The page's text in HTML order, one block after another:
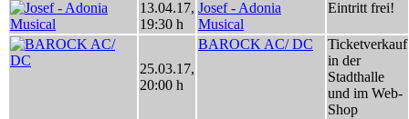
13.04.17,
19:30 h
Josef - Adonia
Musical
Eintritt frei!
25.03.17,
20:00 h
BAROCK AC/ DC
Ticketverkauf
in der
Stadthalle
und im Web-
Shop